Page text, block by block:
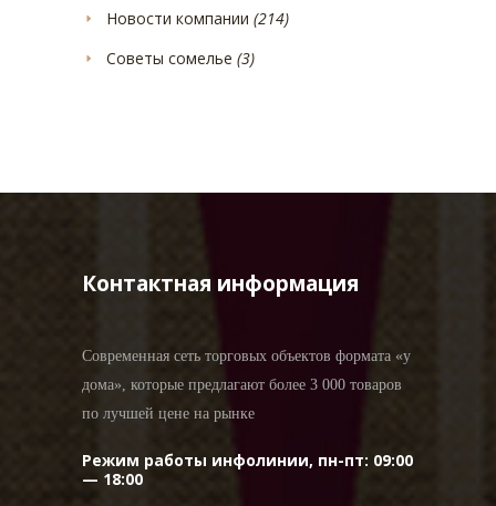
Новости компании (214)
Советы сомелье (3)
Контактная информация
Современная сеть торговых объектов формата «у
дома», которые предлагают более 3 000 товаров
по лучшей цене на рынке
Режим работы инфолинии, пн-пт: 09:00
— 18:00